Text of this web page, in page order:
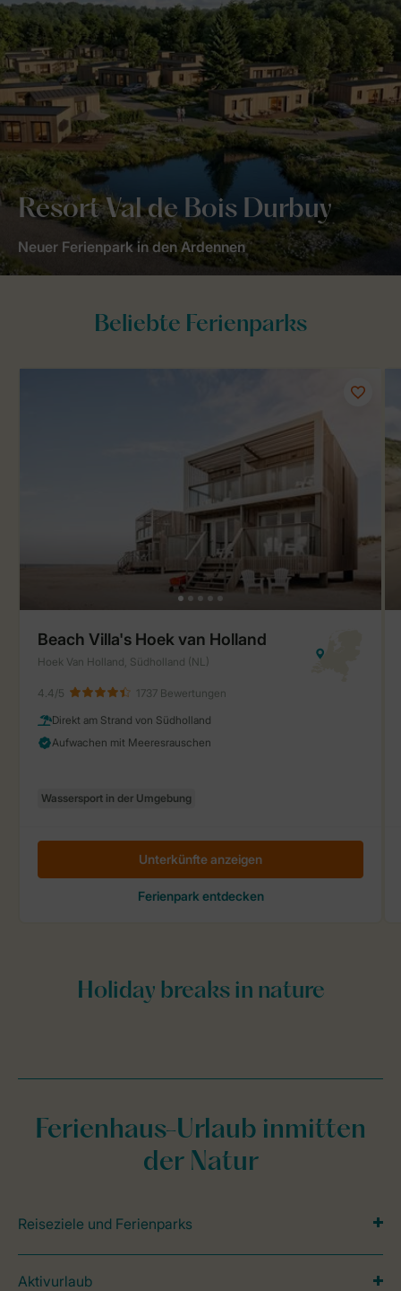
Resort Val de Bois Durbuy
Neuer Ferienpark in den Ardennen
Ferienhaus-Urlaub inmitten
der Natur
Reiseziele und Ferienparks
Aktivurlaub